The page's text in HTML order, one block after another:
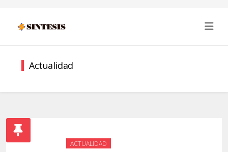
Actualidad
ACTUALIDAD